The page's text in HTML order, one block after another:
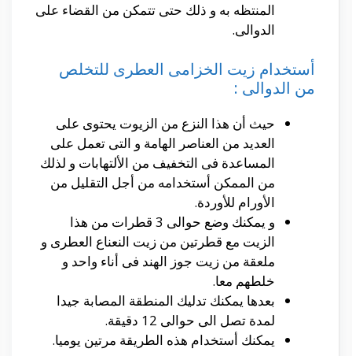
المنتظه به و ذلك حتى تتمكن من القضاء على
الدوالى.
أستخدام زيت الخزامى العطرى للتخلص
من الدوالى :
حيث أن هذا النزع من الزيوت يحتوى على
العديد من العناصر الهامة و التى تعمل على
المساعدة فى التخفيف من الألتهابات و لذلك
من الممكن أستخدامه من أجل التقليل من
الأورام للأوردة.
و يمكنك وضع حوالى 3 قطرات من هذا
الزيت مع قطرتين من زيت النعناع العطرى و
ملعقة من زيت جوز الهند فى أناء واحد و
خلطهم معا.
بعدها يمكنك تدليك المنطقة المصابة جيدا
لمدة تصل الى حوالى 12 دقيقة.
يمكنك أستخدام هذه الطريقة مرتين يوميا.